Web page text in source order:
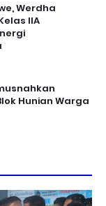
Werdha
IIA
Hunian Warga